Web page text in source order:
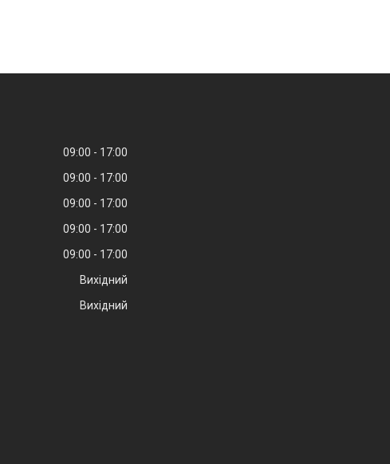
09:00
17:00
09:00
17:00
09:00
17:00
09:00
17:00
09:00
17:00
Вихідний
Вихідний